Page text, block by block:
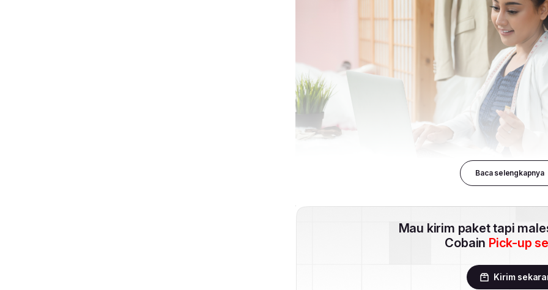
Baca selengkapnya
Mau kirim paket tapi
Cobain Pick-up
Kirim